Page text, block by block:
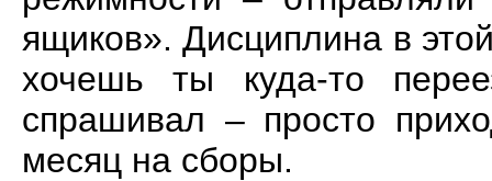
ящиков». Дисциплина в
хочешь ты куда-то
спрашивал – просто
месяц на сборы.